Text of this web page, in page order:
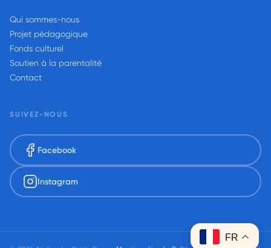
Qui sommes-nous
Projet pédagogique
Fonds culturel
Soutien à la parentalité
Contact
SUIVEZ-NOUS
Facebook
Instagram
FR